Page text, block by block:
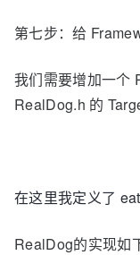
第七步：给
我们需要增加一个
RealDog.h 的
在这里我定义了
RealDog的实现如